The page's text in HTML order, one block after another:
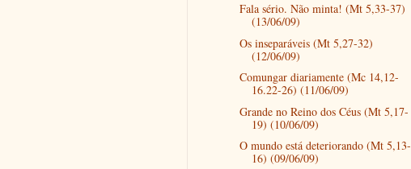
Fala sério. Não minta! (Mt 5,33-37)
(13/06/09)
Os inseparáveis (Mt 5,27-32)
(12/06/09)
Comungar diariamente (Mc 14,12-
16.22-26) (11/06/09)
Grande no Reino dos Céus (Mt 5,17-
19) (10/06/09)
O mundo está deteriorando (Mt 5,13-
16) (09/06/09)